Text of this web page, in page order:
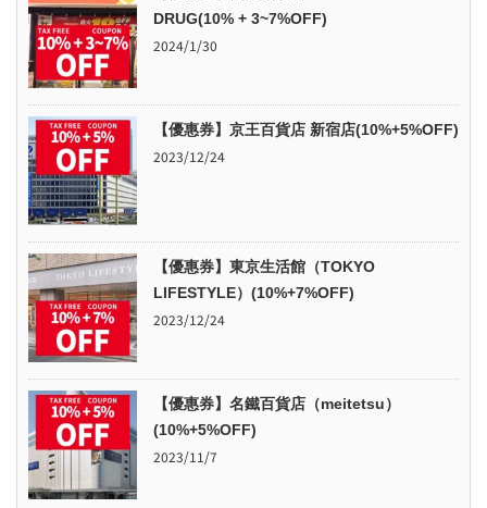
DRUG(10% + 3~7%OFF)
2024/1/30
【優惠券】京王百貨店 新宿店(10%+5%OFF)
2023/12/24
【優惠券】東京生活館（TOKYO
LIFESTYLE）(10%+7%OFF)
2023/12/24
【優惠券】名鐵百貨店（meitetsu）
(10%+5%OFF)
2023/11/7